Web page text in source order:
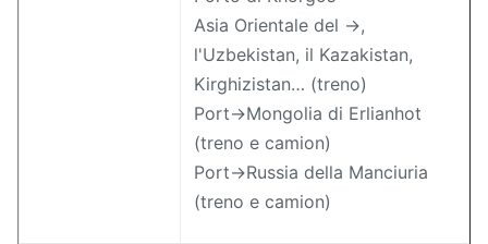
Asia Orientale del →,
l'Uzbekistan, il Kazakistan,
Kirghizistan… (treno)
Port→Mongolia di Erlianhot
(treno e camion)
Port→Russia della Manciuria
(treno e camion)